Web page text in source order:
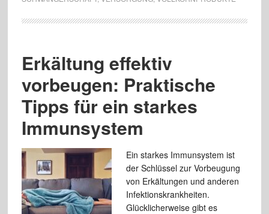
Erkältung effektiv
vorbeugen: Praktische
Tipps für ein starkes
Immunsystem
Ein starkes Immunsystem ist
der Schlüssel zur Vorbeugung
von Erkältungen und anderen
Infektionskrankheiten.
Glücklicherweise gibt es